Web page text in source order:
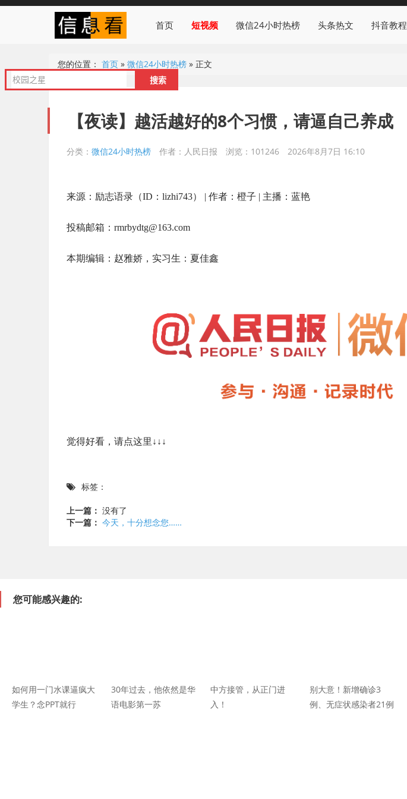
首页 短视频 微信24小时热榜 头条热文 抖音教程
您的位置： 首页 » 微信24小时热榜 » 正文
【夜读】越活越好的8个习惯，请逼自己养成
分类： 微信24小时热榜 作者：人民日报 浏览：101246 2026年8月7日 16:10
来源：励志语录（ID：lizhi743） | 作者：橙子 | 主播：蓝艳
投稿邮箱：rmrbydtg@163.com
本期编辑：赵雅娇，实习生：夏佳鑫
觉得好看，请点这里↓↓↓
标签：
上一篇： 没有了
下一篇： 今天，十分想念您……
您可能感兴趣的:
如何用一门水课逼疯大
学生？念PPT就行
30年过去，他依然是华
语电影第一苏
中方接管，从正门进
入！
别大意！新增确诊3
例、无症状感染者21例